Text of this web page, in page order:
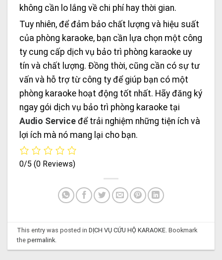
không cần lo lắng về chi phí hay thời gian.
Tuy nhiên, để đảm bảo chất lượng và hiệu suất
của phòng karaoke, bạn cần lựa chọn một công
ty cung cấp dịch vụ bảo trì phòng karaoke uy
tín và chất lượng. Đồng thời, cũng cần có sự tư
vấn và hỗ trợ từ công ty để giúp bạn có một
phòng karaoke hoạt động tốt nhất. Hãy đăng ký
ngay gói dịch vụ bảo trì phòng karaoke tại
Audio Service để trải nghiệm những tiện ích và
lợi ích mà nó mang lại cho bạn.
0/5 (0 Reviews)
This entry was posted inDỊCH VỤ CỨU HỘ KARAOKE. Bookmark
thepermalink.